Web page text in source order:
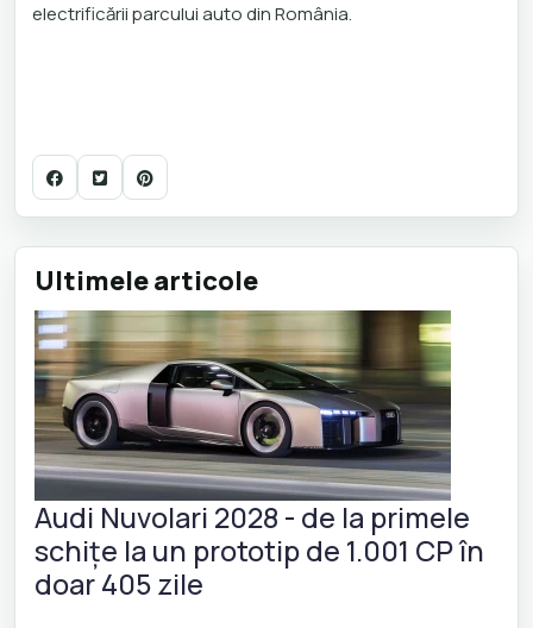
electrificării parcului auto din România.
Ultimele articole
Audi Nuvolari 2028 - de la primele
schițe la un prototip de 1.001 CP în
doar 405 zile